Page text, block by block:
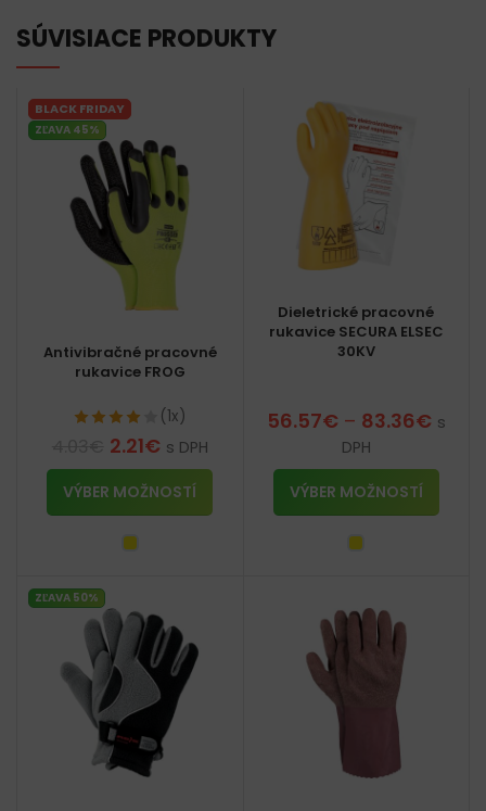
SÚVISIACE PRODUKTY
BLACK FRIDAY
ZĽAVA 45%
Antivibračné pracovné
rukavice FROG
(1x)
2.21€ s DPH
VÝBER MOŽNOSTÍ
Dieletrické pracovné
rukavice SECURA ELSEC
30KV
56.57€ – 83.36€ s
DPH
VÝBER MOŽNOSTÍ
ZĽAVA 50%